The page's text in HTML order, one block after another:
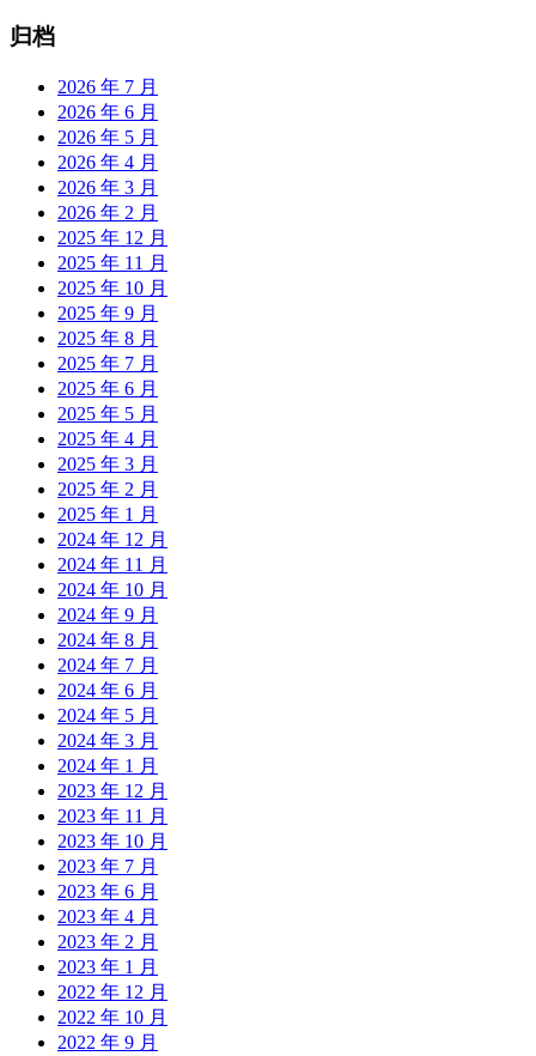
归档
2026 年 7 月
2026 年 6 月
2026 年 5 月
2026 年 4 月
2026 年 3 月
2026 年 2 月
2025 年 12 月
2025 年 11 月
2025 年 10 月
2025 年 9 月
2025 年 8 月
2025 年 7 月
2025 年 6 月
2025 年 5 月
2025 年 4 月
2025 年 3 月
2025 年 2 月
2025 年 1 月
2024 年 12 月
2024 年 11 月
2024 年 10 月
2024 年 9 月
2024 年 8 月
2024 年 7 月
2024 年 6 月
2024 年 5 月
2024 年 3 月
2024 年 1 月
2023 年 12 月
2023 年 11 月
2023 年 10 月
2023 年 7 月
2023 年 6 月
2023 年 4 月
2023 年 2 月
2023 年 1 月
2022 年 12 月
2022 年 10 月
2022 年 9 月